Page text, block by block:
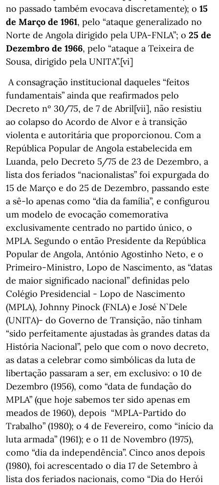
no passado também evocava discretamente); o 15
de Março de 1961, pelo “ataque generalizado no
Norte de Angola dirigido pela UPA-FNLA”; o 25 de
Dezembro de 1966, pelo “ataque a Teixeira de
Sousa, dirigido pela UNITA”.[vi]
A consagração institucional daqueles “feitos
fundamentais” ainda que reafirmados pelo
Decreto nº 30/75, de 7 de Abril[vii], não resistiu
ao colapso do Acordo de Alvor e à transição
violenta e autoritária que proporcionou. Com a
República Popular de Angola estabelecida em
Luanda, pelo Decreto 5/75 de 23 de Dezembro, a
lista dos feriados “nacionalistas” foi expurgada do
15 de Março e do 25 de Dezembro, passando este
a sê-lo apenas como “dia da família”, e configurou
um modelo de evocação comemorativa
exclusivamente centrado no partido único, o
MPLA. Segundo o então Presidente da República
Popular de Angola, António Agostinho Neto, e o
Primeiro-Ministro, Lopo de Nascimento, as “datas
de maior significado nacional” definidas pelo
Colégio Presidencial - Lopo de Nascimento
(MPLA), Johnny Pinock (FNLA) e José N`Dele
(UNITA)- do Governo de Transição, não tinham
“sido perfeitamente ajustadas às grandes datas da
História Nacional”, pelo que com o novo decreto,
as datas a celebrar como simbólicas da luta de
libertação passaram a ser, em exclusivo: o 10 de
Dezembro (1956), como “data de fundação do
MPLA” (que hoje sabemos ter sido apenas em
meados de 1960), depois “MPLA-Partido do
Trabalho” (1980); o 4 de Fevereiro, como “início da
luta armada” (1961); e o 11 de Novembro (1975),
como “dia da independência”. Cinco anos depois
(1980), foi acrescentado o dia 17 de Setembro à
lista dos feriados nacionais, como “Dia do Herói